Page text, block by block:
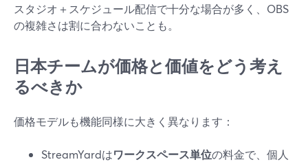
スタジオ＋スケジュール配信で十分な場合が多く、OBS
の複雑さは割に合わないことも。
日本チームが価格と価値をどう考え
るべきか
価格モデルも機能同様に大きく異なります：
StreamYardはワークスペース単位の料金で、個人